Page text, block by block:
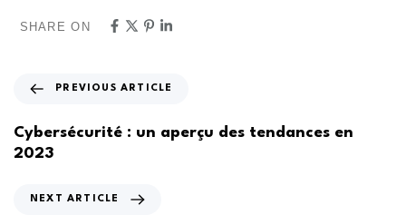
SHARE ON
PREVIOUS ARTICLE
Cybersécurité : un aperçu des tendances en
2023
NEXT ARTICLE